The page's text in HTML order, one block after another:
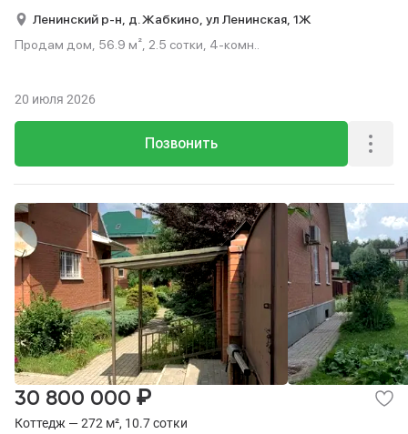
Ленинский р-н, д. Жабкино, ул Ленинская, 1Ж
Продам дом, 56.9 м², 2.5 сотки, 4-комн..
Позвонить
20 июля 2026
Коттедж — 272 м², 10.7 сотки
30 800 000 ₽